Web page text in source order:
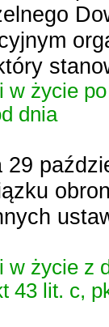
w życie po
dnia
w życie z
43 lit. c,